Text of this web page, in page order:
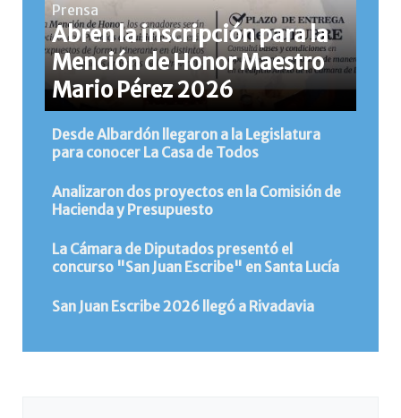
Prensa
Abren la inscripción para la
Mención de Honor Maestro
Mario Pérez 2026
Desde Albardón llegaron a la Legislatura
para conocer La Casa de Todos
Analizaron dos proyectos en la Comisión de
Hacienda y Presupuesto
La Cámara de Diputados presentó el
concurso "San Juan Escribe" en Santa Lucía
San Juan Escribe 2026 llegó a Rivadavia